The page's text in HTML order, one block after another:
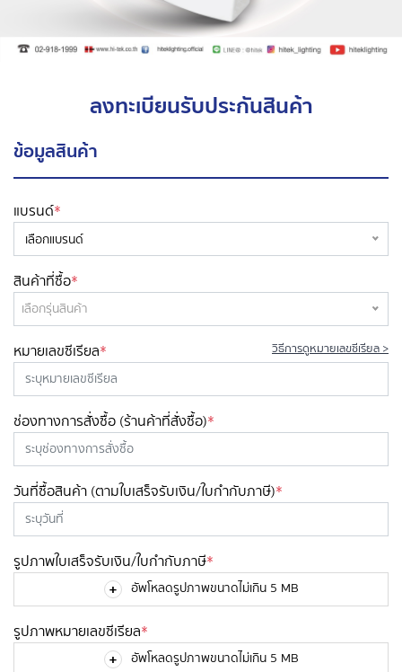
ลงทะเบียนรับประกันสินค้า
ข้อมูลสินค้า
แบรนด์*
เลือกแบรนด์
สินค้าที่ซื้อ*
เลือกรุ่นสินค้า
หมายเลขซีเรียล* วิธีการดูหมายเลขซีเรียล >
ช่องทางการสั่งซื้อ (ร้านค้าที่สั่งซื้อ)*
วันที่ซื้อสินค้า (ตามใบเสร็จรับเงิน/ใบกำกับภาษี)*
รูปภาพใบเสร็จรับเงิน/ใบกำกับภาษี*
+ อัพโหลดรูปภาพขนาดไม่เกิน 5 MB
รูปภาพหมายเลขซีเรียล*
+ อัพโหลดรูปภาพขนาดไม่เกิน 5 MB